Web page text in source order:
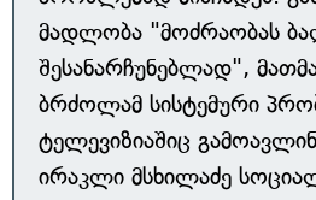
მადლობა "მოძრაობას
შესანარჩუნებლად",
ბრძოლამ სისტემური
ტელევიზიაშიც
ირაკლი მსხილაძე